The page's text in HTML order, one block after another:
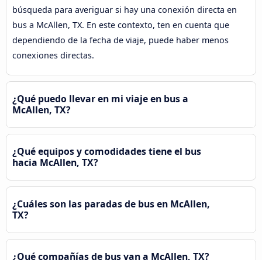
búsqueda para averiguar si hay una conexión directa en
bus a McAllen, TX. En este contexto, ten en cuenta que
dependiendo de la fecha de viaje, puede haber menos
conexiones directas.
¿Qué puedo llevar en mi viaje en bus a
McAllen, TX?
¿Qué equipos y comodidades tiene el bus
hacia McAllen, TX?
¿Cuáles son las paradas de bus en McAllen,
TX?
¿Qué compañías de bus van a McAllen, TX?